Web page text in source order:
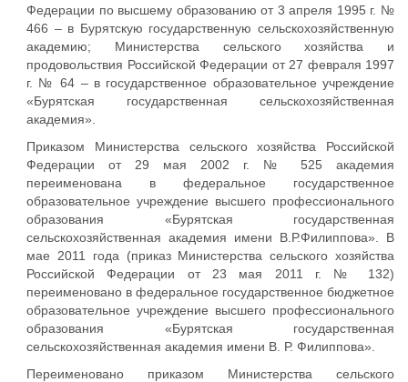
Федерации по высшему образованию от 3 апреля 1995 г. №
466 – в Бурятскую государственную сельскохозяйственную
академию; Министерства сельского хозяйства и
продовольствия Российской Федерации от 27 февраля 1997
г. № 64 – в государственное образовательное учреждение
«Бурятская государственная сельскохозяйственная
академия».
Приказом Министерства сельского хозяйства Российской
Федерации от 29 мая 2002 г. № 525 академия
переименована в федеральное государственное
образовательное учреждение высшего профессионального
образования «Бурятская государственная
сельскохозяйственная академия имени В.Р.Филиппова». В
мае 2011 года (приказ Министерства сельского хозяйства
Российской Федерации от 23 мая 2011 г. № 132)
переименовано в федеральное государственное бюджетное
образовательное учреждение высшего профессионального
образования «Бурятская государственная
сельскохозяйственная академия имени В. Р. Филиппова».
Переименовано приказом Министерства сельского